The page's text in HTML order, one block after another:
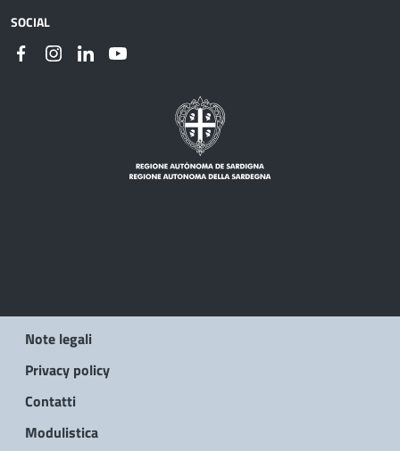
SOCIAL
Note legali
Privacy policy
Contatti
Modulistica